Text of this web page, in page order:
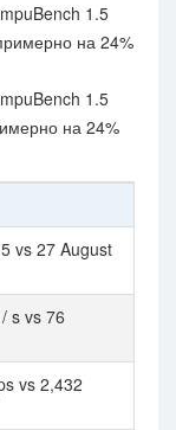
1.5
на 24%
1.5
на 24%
vs 27 August
s vs 76
vs 2,432